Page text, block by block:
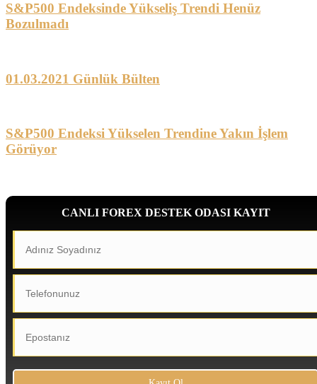
S&P500 Endeksinde Yükseliş Trendi Henüz
Bozulmadı
01.03.2021 Günlük Bülten
S&P500 Endeksi Yükselen Trendine Yakın İşlem
Görüyor
CANLI FOREX DESTEK ODASI KAYIT